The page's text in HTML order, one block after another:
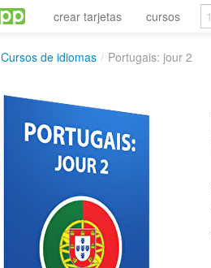
crear tarjetas cursos
Cursos de idiomas / Portugais: jour 2